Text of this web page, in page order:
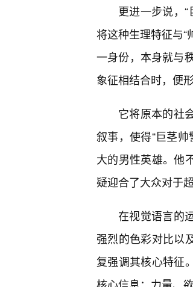
更进一步说，
将这种生理特征与“
一身份，本身就与
象征相结合时，便
它将原本的社
叙事，使得“巨茎
大的男性英雄。他
疑迎合了大众对于
在视觉语言的
强烈的色彩对比以
复强调其核心特征